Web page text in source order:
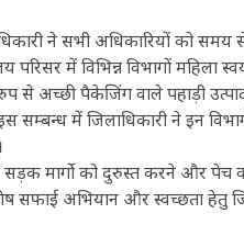
ने सभी अधिकारियों को
परिसर में विभिन्न विभागों महिला
रुप से अच्छी पैकेजिंग वाले पहाड़ी
सम्बन्ध में जिलाधिकारी ने इन
मार्गो को दुरुस्त करने और पेच
सफाई अभियान और स्वच्छता हेतु